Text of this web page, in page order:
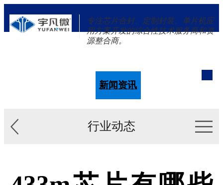
专注芯片合封、定制封装、单片机应
用方案开发的综合性技术服务商和资
源整合商。
新闻资讯
行业动态